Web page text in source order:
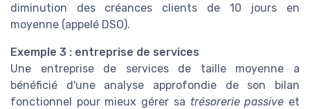
diminution des créances clients de 10 jours en
moyenne (appelé DSO).
Exemple 3 : entreprise de services
Une entreprise de services de taille moyenne a
bénéficié d'une analyse approfondie de son bilan
fonctionnel pour mieux gérer sa trésorerie passive et